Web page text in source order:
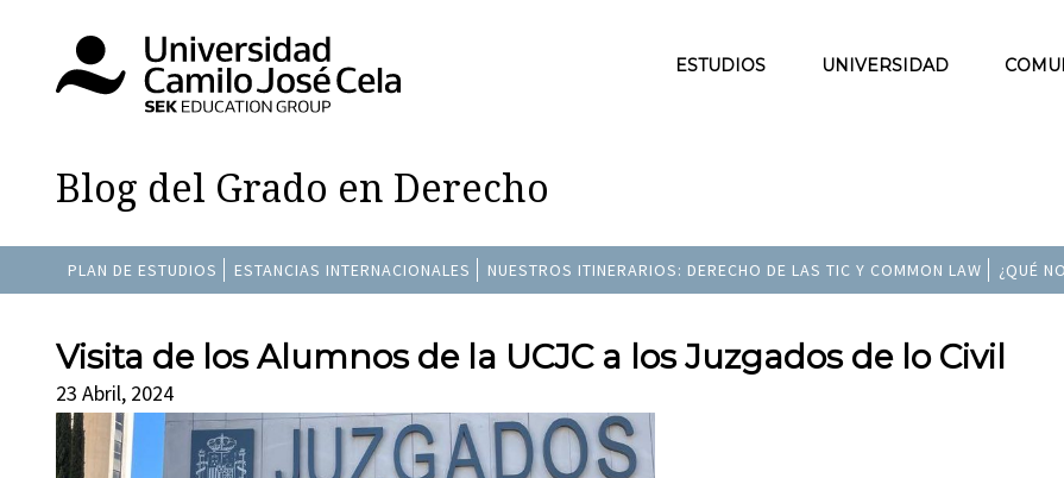
ESTUDIOS UNIVERSIDAD
Blog del Grado en Derecho
PLAN DE ESTUDIOS ESTANCIAS INTERNACIONALES NUESTROS ITINERARIOS: DERECHO DE LAS TIC Y COMMON LAW ¿QUÉ
Visita de los Alumnos de la UCJC a los Juzgados de lo Civil
23 Abril, 2024